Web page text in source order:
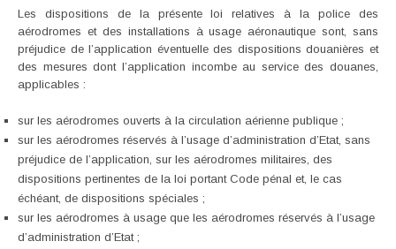
Les dispositions de la présente loi relatives à la police des
aérodromes et des installations à usage aéronautique sont, sans
préjudice de l’application éventuelle des dispositions douanières et
des mesures dont l’application incombe au service des douanes,
applicables :
sur les aérodromes ouverts à la circulation aérienne publique ;
sur les aérodromes réservés à l’usage d’administration d’Etat, sans
préjudice de l’application, sur les aérodromes militaires, des
dispositions pertinentes de la loi portant Code pénal et, le cas
échéant, de dispositions spéciales ;
sur les aérodromes à usage que les aérodromes réservés à l’usage
d’administration d’Etat ;